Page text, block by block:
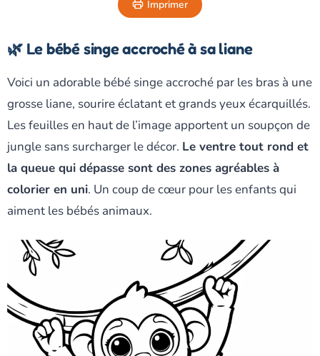
Imprimer
🌿 Le bébé singe accroché à sa liane
Voici un adorable bébé singe accroché par les bras à une
grosse liane, sourire éclatant et grands yeux écarquillés.
Les feuilles en haut de l’image apportent un soupçon de
jungle sans surcharger le décor. Le ventre tout rond et
la queue qui dépasse sont des zones agréables à
colorier en uni. Un coup de cœur pour les enfants qui
aiment les bébés animaux.